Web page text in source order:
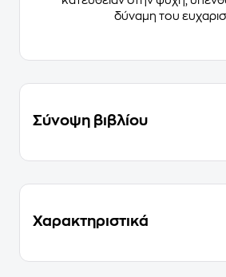
δύναμη του
Σύνοψη βιβλίου
Χαρακτηριστικά